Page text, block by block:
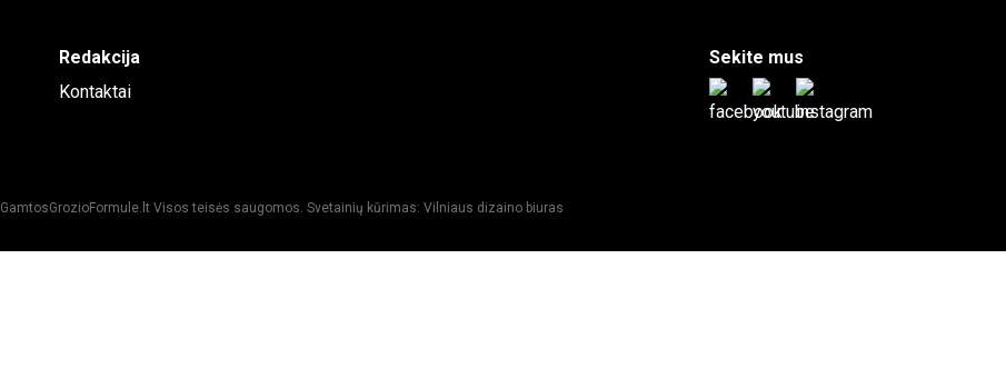
Redakcija
Kontaktai
Sekite mus
GamtosGrozioFormule.lt Visos teisės saugomos. Svetainių kūrimas: Vilniaus dizaino biuras